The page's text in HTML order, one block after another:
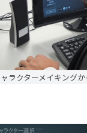
ラクターメイキング